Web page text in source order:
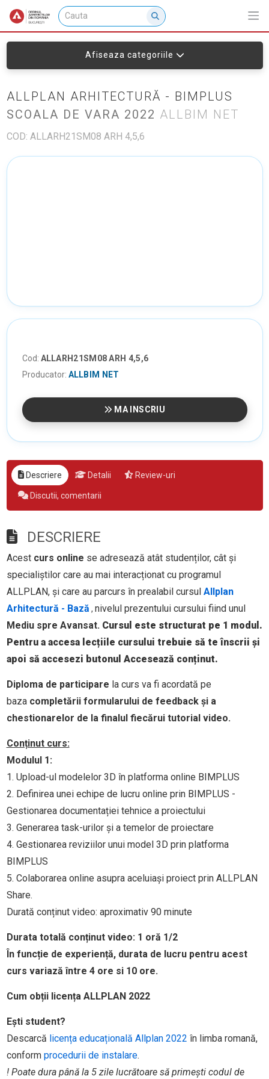
Afiseaza categoriile
ALLPLAN ARHITECTURĂ - BIMPLUS
SCOALA DE VARA 2022 ALLBIM NET
COD: ALLARH21SM08 ARH 4,5,6
Cod: ALLARH21SM08 ARH 4,5,6
Producator: ALLBIM NET
MA INSCRIU
Descriere Detalii Review-uri
Discutii, comentarii
DESCRIERE
Acest curs online se adresează atât studenților, cât și
specialiștilor care au mai interacționat cu programul
ALLPLAN, și care au parcurs în prealabil cursul Allplan
Arhitectură - Bază , nivelul prezentului cursului fiind unul
Mediu spre Avansat. Cursul este structurat pe 1 modul.
Pentru a accesa lecțiile cursului trebuie să te înscrii și
apoi să accesezi butonul Accesează conținut.
Diploma de participare la curs va fi acordată pe
baza completării formularului de feedback și a
chestionarelor de la finalul fiecărui tutorial video.
Conținut curs:
Modulul 1:
1. Upload-ul modelelor 3D în platforma online BIMPLUS
2. Definirea unei echipe de lucru online prin BIMPLUS -
Gestionarea documentației tehnice a proiectului
3. Generarea task-urilor și a temelor de proiectare
4. Gestionarea reviziilor unui model 3D prin platforma
BIMPLUS
5. Colaborarea online asupra aceluiași proiect prin ALLPLAN
Share.
Durată conținut video: aproximativ 90 minute
Durata totală conținut video:1 oră 1/2
În funcție de experiență, durata de lucru pentru acest
curs variază între 4 ore si 10 ore.
Cum obții licența ALLPLAN 2022
Ești student?
Descarcă licența educațională Allplan 2022 în limba romană,
conform procedurii de instalare.
! Poate dura până la 5 zile lucrătoare să primești codul de